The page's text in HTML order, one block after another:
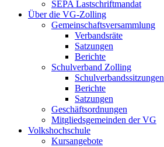
SEPA Lastschriftmandat
Über die VG-Zolling
Gemeinschaftsversammlung
Verbandsräte
Satzungen
Berichte
Schulverband Zolling
Schulverbandssitzungen
Berichte
Satzungen
Geschäftsordnungen
Mitgliedsgemeinden der VG
Volkshochschule
Kursangebote